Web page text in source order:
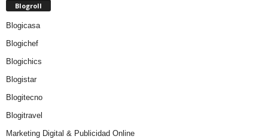
Blogroll
Blogicasa
Blogichef
Blogichics
Blogistar
Blogitecno
Blogitravel
Marketing Digital & Publicidad Online